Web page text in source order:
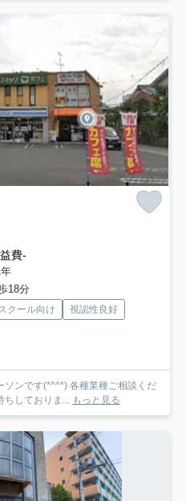
費-
18分
クール向け
視認性良好
ンです(*^^*) 各種業種ご相談くだ
ちしておりま... もっと見る